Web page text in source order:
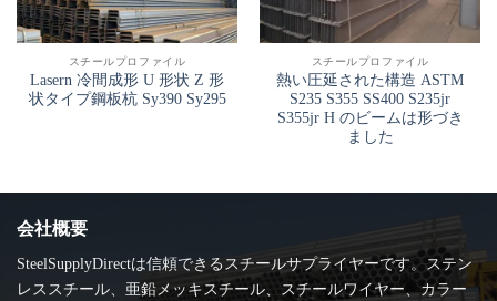
スチールプロファイル
Lasern 冷間成形 U 形状 Z 形
状タイプ鋼板杭 Sy390 Sy295
スチールプロファイル
熱い圧延された構造 ASTM
S235 S355 SS400 S235jr
S355jr H のビームは形づき
ました
会社概要
SteelSupplyDirectは信頼できるスチールサプライヤーです。ステン
レススチール、亜鉛メッキスチール、スチールワイヤー、カラー